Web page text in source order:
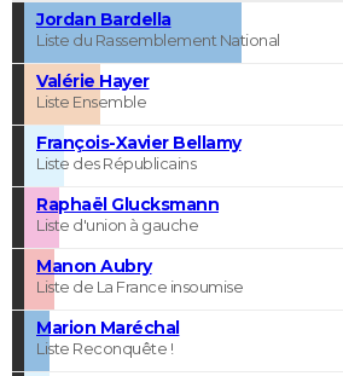
Jordan Bardella
Liste du Rassemblement National
Valérie Hayer
Liste Ensemble
François-Xavier Bellamy
Liste des Républicains
Raphaël Glucksmann
Liste d'union à gauche
Manon Aubry
Liste de La France insoumise
Marion Maréchal
Liste Reconquête !